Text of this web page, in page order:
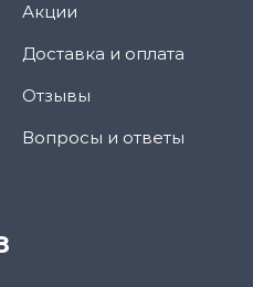
Акции
Доставка и оплата
Отзывы
Вопросы и ответы